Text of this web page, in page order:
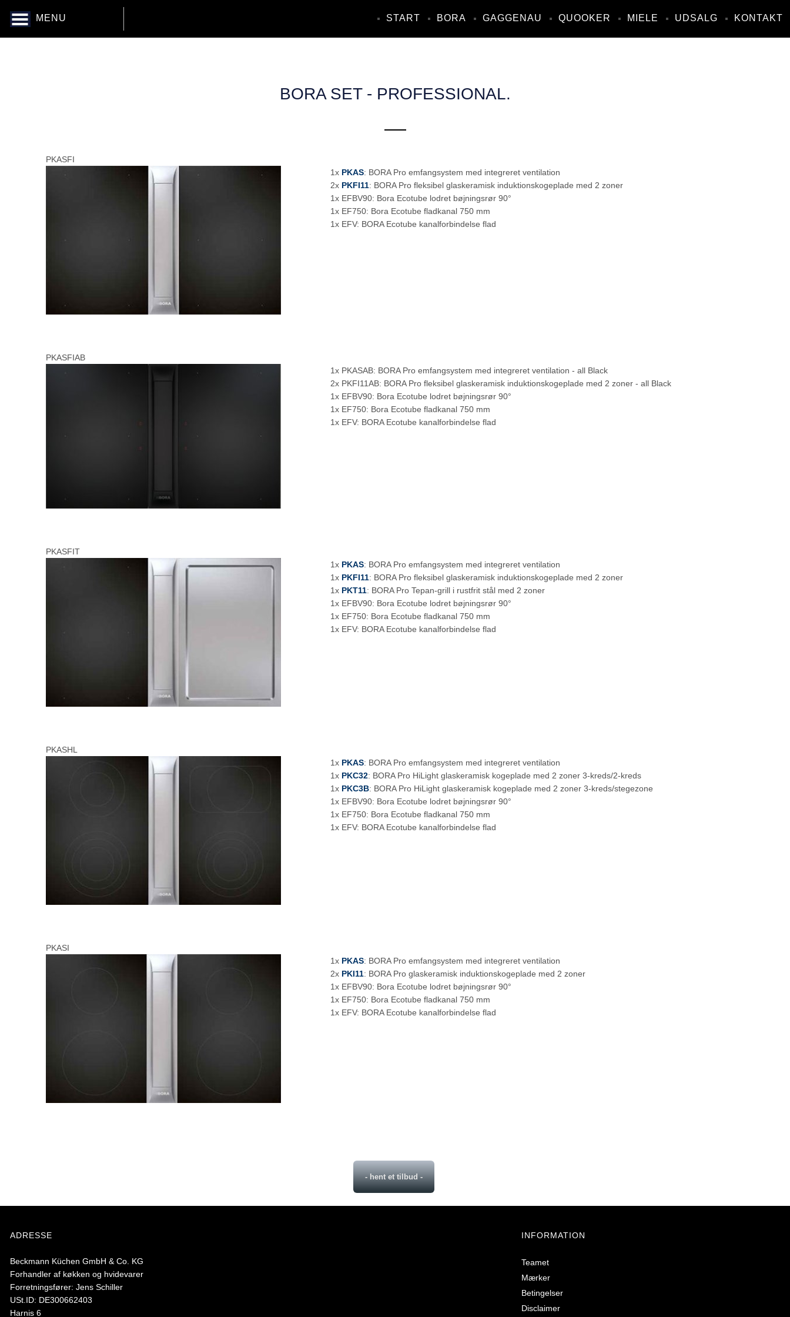
MENU START BORA GAGGENAU QUOOKER MIELE UDSALG KONTAKT
BORA SET - PROFESSIONAL.
PKASFI
1x PKAS: BORA Pro emfangsystem med integreret ventilation
2x PKFI11: BORA Pro fleksibel glaskeramisk induktionskogeplade med 2 zoner
1x EFBV90: Bora Ecotube lodret bøjningsrør 90°
1x EF750: Bora Ecotube fladkanal 750 mm
1x EFV: BORA Ecotube kanalforbindelse flad
PKASFIAB
1x PKASAB: BORA Pro emfangsystem med integreret ventilation - all Black
2x PKFI11AB: BORA Pro fleksibel glaskeramisk induktionskogeplade med 2 zoner - all Black
1x EFBV90: Bora Ecotube lodret bøjningsrør 90°
1x EF750: Bora Ecotube fladkanal 750 mm
1x EFV: BORA Ecotube kanalforbindelse flad
PKASFIT
1x PKAS: BORA Pro emfangsystem med integreret ventilation
1x PKFI11: BORA Pro fleksibel glaskeramisk induktionskogeplade med 2 zoner
1x PKT11: BORA Pro Tepan-grill i rustfrit stål med 2 zoner
1x EFBV90: Bora Ecotube lodret bøjningsrør 90°
1x EF750: Bora Ecotube fladkanal 750 mm
1x EFV: BORA Ecotube kanalforbindelse flad
PKASHL
1x PKAS: BORA Pro emfangsystem med integreret ventilation
1x PKC32: BORA Pro HiLight glaskeramisk kogeplade med 2 zoner 3-kreds/2-kreds
1x PKC3B: BORA Pro HiLight glaskeramisk kogeplade med 2 zoner 3-kreds/stegezone
1x EFBV90: Bora Ecotube lodret bøjningsrør 90°
1x EF750: Bora Ecotube fladkanal 750 mm
1x EFV: BORA Ecotube kanalforbindelse flad
PKASI
1x PKAS: BORA Pro emfangsystem med integreret ventilation
2x PKI11: BORA Pro glaskeramisk induktionskogeplade med 2 zoner
1x EFBV90: Bora Ecotube lodret bøjningsrør 90°
1x EF750: Bora Ecotube fladkanal 750 mm
1x EFV: BORA Ecotube kanalforbindelse flad
- hent et tilbud -
ADRESSE
Beckmann Küchen GmbH & Co. KG
Forhandler af køkken og hvidevarer
Forretningsfører: Jens Schiller
USt.ID: DE300662403
Harnis 6
INFORMATION
Teamet
Mærker
Betingelser
Disclaimer